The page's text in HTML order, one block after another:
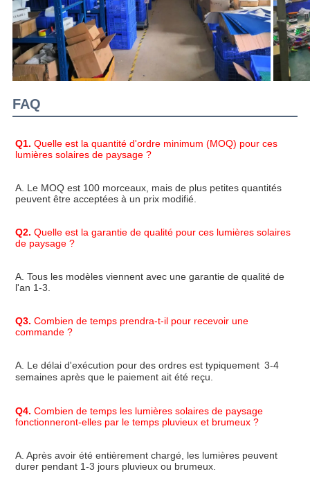
FAQ
Q1. Quelle est la quantité d'ordre minimum (MOQ) pour ces
lumières solaires de paysage ?
A. Le MOQ est 100 morceaux, mais de plus petites quantités
peuvent être acceptées à un prix modifié.
Q2. Quelle est la garantie de qualité pour ces lumières solaires
de paysage ?
A. Tous les modèles viennent avec une garantie de qualité de
l'an 1-3.
Q3. Combien de temps prendra-t-il pour recevoir une
commande ?
A. Le délai d'exécution pour des ordres est typiquement 3-4
semaines après que le paiement ait été reçu.
Q4. Combien de temps les lumières solaires de paysage
fonctionneront-elles par le temps pluvieux et brumeux ?
A. Après avoir été entièrement chargé, les lumières peuvent
durer pendant 1-3 jours pluvieux ou brumeux.